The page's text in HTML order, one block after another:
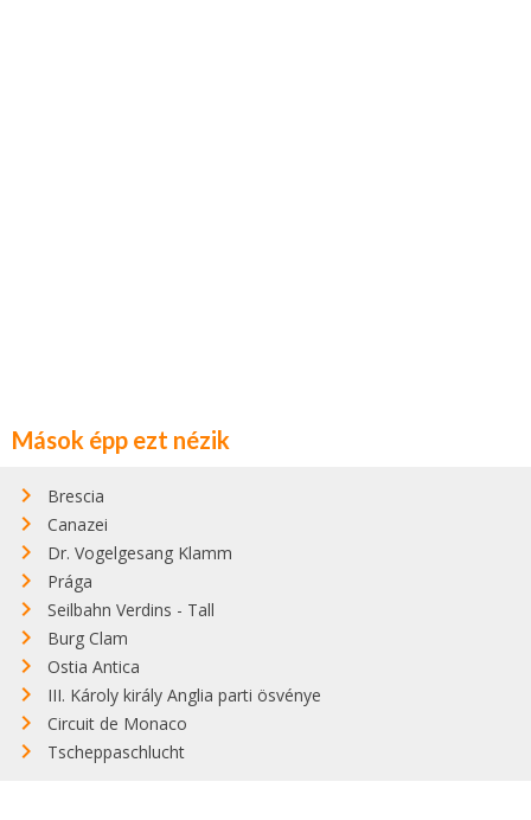
Mások épp ezt nézik
Brescia
Canazei
Dr. Vogelgesang Klamm
Prága
Seilbahn Verdins - Tall
Burg Clam
Ostia Antica
III. Károly király Anglia parti ösvénye
Circuit de Monaco
Tscheppaschlucht